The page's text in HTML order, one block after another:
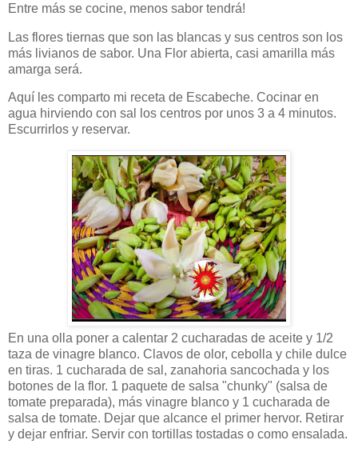
Entre más se cocine, menos sabor tendrá!
Las flores tiernas que son las blancas y sus centros son los
más livianos de sabor. Una Flor abierta, casi amarilla más
amarga será.
Aquí les comparto mi receta de Escabeche. Cocinar en
agua hirviendo con sal los centros por unos 3 a 4 minutos.
Escurrirlos y reservar.
En una olla poner a calentar 2 cucharadas de aceite y 1/2
taza de vinagre blanco. Clavos de olor, cebolla y chile dulce
en tiras. 1 cucharada de sal, zanahoria sancochada y los
botones de la flor. 1 paquete de salsa "chunky" (salsa de
tomate preparada), más vinagre blanco y 1 cucharada de
salsa de tomate. Dejar que alcance el primer hervor. Retirar
y dejar enfriar. Servir con tortillas tostadas o como ensalada.